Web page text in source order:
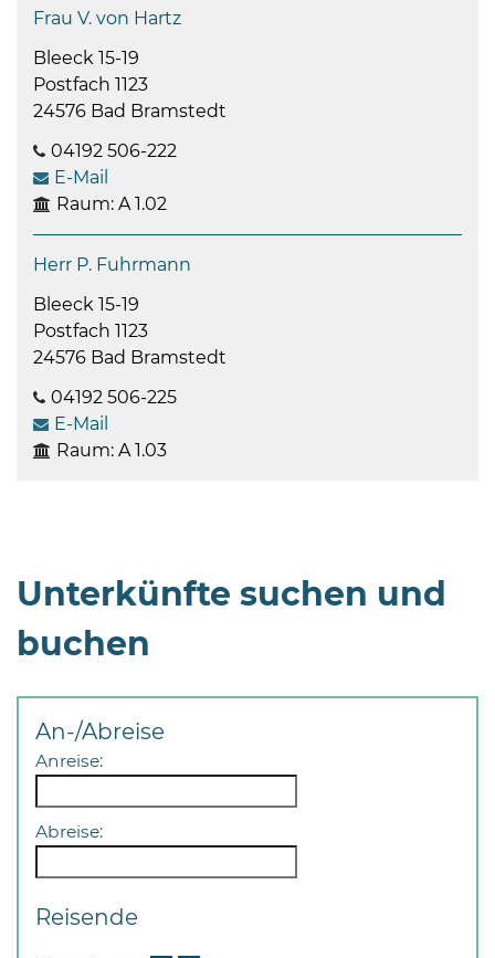
Frau V. von Hartz
Bleeck 15-19
Postfach 1123
24576 Bad Bramstedt
04192 506-222
E-Mail
Raum: A 1.02
Herr P. Fuhrmann
Bleeck 15-19
Postfach 1123
24576 Bad Bramstedt
04192 506-225
E-Mail
Raum: A 1.03
Unterkünfte suchen und
buchen
An-/Abreise
Anreise:
Abreise:
Reisende